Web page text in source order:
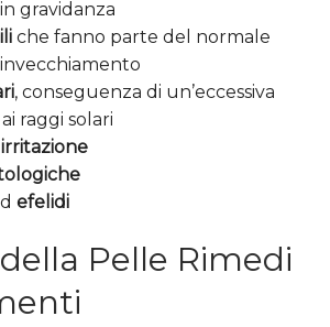
gravidanza
che fanno parte del normale
, conseguenza di un’eccessiva
raggi solari
efelidi
Pelle Rimedi